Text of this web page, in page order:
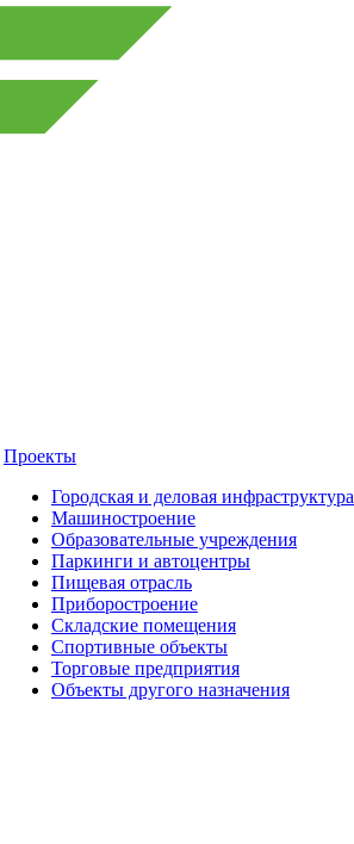
Проекты
Городская и деловая инфраструктура
Машиностроение
Образовательные учреждения
Паркинги и автоцентры
Пищевая отрасль
Приборостроение
Складские помещения
Спортивные объекты
Торговые предприятия
Объекты другого назначения